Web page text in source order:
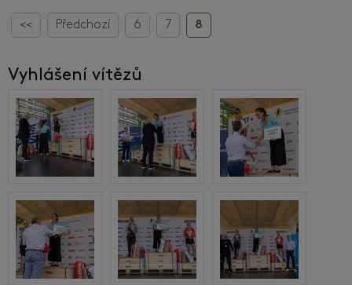
<< Předchozí 6 7 8
Vyhlášení vítězů